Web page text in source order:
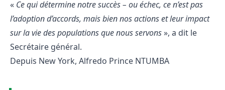
« Ce qui détermine notre succès – ou échec, ce n’est pas
l’adoption d’accords, mais bien nos actions et leur impact
sur la vie des populations que nous servons», a dit le
Secrétaire général.
Depuis New York, Alfredo Prince NTUMBA